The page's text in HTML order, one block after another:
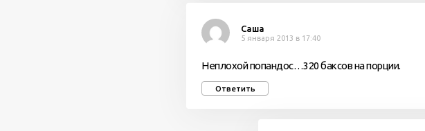
Саша
5 января 2013 в 17:40
Неплохой попандос…320 баксов на порции.
Ответить